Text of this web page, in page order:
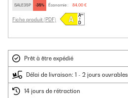
SALE35P -35% Économie : 84,00 €
Fiche produit (PDF)
Prêt à être expédié
Délai de livraison: 1 - 2 jours ouvrables
14 jours de rétraction